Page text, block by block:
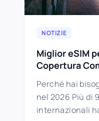
NOTIZIE
Miglior eSIM
Copertura
Perché hai
nel 2026 Più di
internazionali